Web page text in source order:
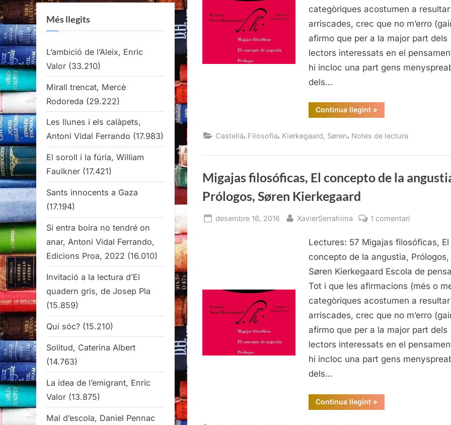
categòriques acostumen a resultar
arriscades, crec que no m’erro
afirmo que per a la major part dels
lectors interessats en el
hi incloc una part gens
dels…
Continua llegint“Migajas
filosóficas,
de
Prólogos,
Kierkegaard”
»
Castellà, Filosofia, Kierkegaard, Søren, Notes de lectura
Migajas filosóficas, El concepto de la
Prólogos, Søren Kierkegaard
Posted
desembre 16, 2016 By
XavierSerrahima 1 comentari
filosóficas,
El
concepto
de
la
angustia,
Prólogos,
Søren
Kierkegaard
Lectures: 57 Migajas filosóficas, El
concepto de la angustia, Prólogos,
Søren Kierkegaard Escola de
Tot i que les afirmacions (més o
categòriques acostumen a resultar
arriscades, crec que no m’erro
afirmo que per a la major part dels
lectors interessats en el
hi incloc una part gens
dels…
Continua llegint“Migajas
filosóficas,
»
Més llegits
L’ambició de l’Aleix, Enric
Valor (33.210)
Mirall trencat, Mercè
Rodoreda (29.222)
Les llunes i els calàpets,
Antoni Vidal Ferrando (17.983)
El soroll i la fúria, William
Faulkner (17.421)
Sants innocents a Gaza
(17.194)
Si entra boira no tendré on
anar, Antoni Vidal Ferrando,
Edicions Proa, 2022 (16.010)
Invitació a la lectura d’El
quadern gris, de Josep Pla
(15.859)
Qui sóc? (15.210)
Solitud, Caterina Albert
(14.763)
La idea de l’emigrant, Enric
Valor (13.875)
Mal d’escola, Daniel Pennac